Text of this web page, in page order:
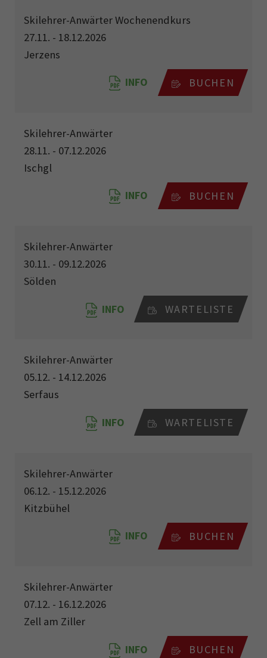
Skilehrer-Anwärter Wochenendkurs
27.11. - 18.12.2026
Jerzens
INFO BUCHEN
Skilehrer-Anwärter
28.11. - 07.12.2026
Ischgl
INFO BUCHEN
Skilehrer-Anwärter
30.11. - 09.12.2026
Sölden
INFO WARTELISTE
Skilehrer-Anwärter
05.12. - 14.12.2026
Serfaus
INFO WARTELISTE
Skilehrer-Anwärter
06.12. - 15.12.2026
Kitzbühel
INFO BUCHEN
Skilehrer-Anwärter
07.12. - 16.12.2026
Zell am Ziller
INFO BUCHEN